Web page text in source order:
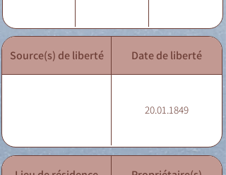
Source(s) de liberté Date de liberté
20.01.1849